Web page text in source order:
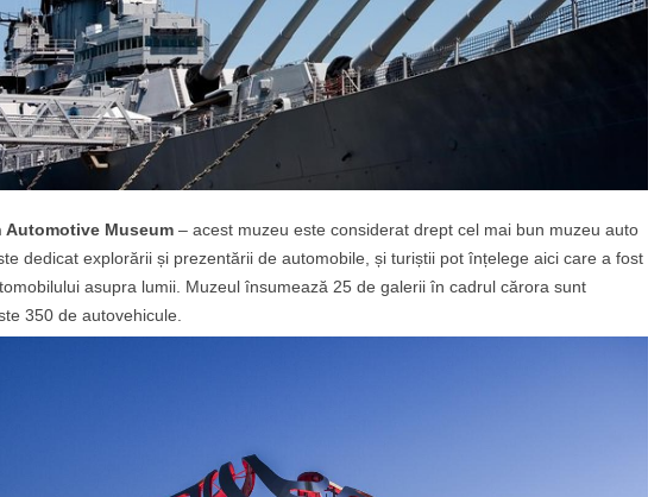
Automotive Museum– acest muzeu este considerat drept cel mai bun muzeu auto
dedicat explorării și prezentării de automobile, și turiștii pot înțelege aici care a fost
asupra lumii. Muzeul însumează 25 de galerii în cadrul cărora sunt
350 de autovehicule.